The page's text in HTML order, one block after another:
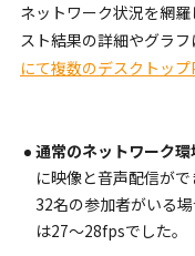
ネットワーク状況を網
スト結果の詳細やグラフ
にて複数のデスクトッ
通常のネットワーク環
に映像と音声配信が
32名の参加者がいる
は27〜28fpsでした。